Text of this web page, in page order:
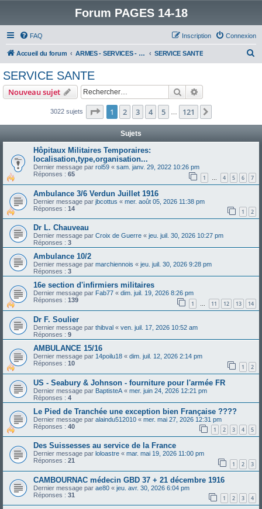
Forum PAGES 14-18
FAQ Connexion
Inscription
Accueil du forum ARMES - SERVICES - UNITES : historiques & discussions SERVICE SANTE
SERVICE SANTE
Nouveau sujet Rechercher
3022 sujets Page 1sur121
1 2 3 4 5 121
Sujets
Hôpitaux Militaires Temporaires:
localisation,type,organisation...
Dernier message par rol59 « sam. janv. 29, 2022 10:26 pm
Réponses : 65 1 … 4 5 6 7
Ambulance 3/6 Verdun Juillet 1916
Dernier message par jbcottus « mer. août 05, 2026 11:38 pm
Réponses : 14 1 2
Dr L. Chauveau
Dernier message par Croix de Guerre « jeu. juil. 30, 2026 10:27 pm
Réponses : 3
Ambulance 10/2
Dernier message par marchiennois « jeu. juil. 30, 2026 9:28 pm
Réponses : 3
16e section d'infirmiers militaires
Dernier message par Fab77 « dim. juil. 19, 2026 8:26 pm
Réponses : 139 1 … 11 12 13 14
Dr F. Soulier
Dernier message par thibval « ven. juil. 17, 2026 10:52 am
Réponses : 9
AMBULANCE 15/16
Dernier message par 14poilu18 « dim. juil. 12, 2026 2:14 pm
Réponses : 10 1 2
US - Seabury & Johnson - fourniture pour l'armée FR
Dernier message par BaptisteA « mer. juin 24, 2026 12:21 pm
Réponses : 4
Le Pied de Tranchée une exception bien Française ????
Dernier message par alaindu512010 « mer. mai 27, 2026 12:31 pm
Réponses : 40 1 2 3 4 5
Des Suissesses au service de la France
Dernier message par loloastre « mar. mai 19, 2026 11:00 pm
Réponses : 21 1 2 3
CAMBOURNAC médecin GBD 37 + 21 décembre 1916
Dernier message par ae80 « jeu. avr. 30, 2026 6:04 pm
Réponses : 31 1 2 3 4